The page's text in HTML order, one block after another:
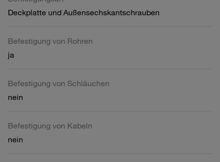
Deckplatte und Außensechskantschrauben
Befestigung von Rohren
ja
Befestigung von Schläuchen
nein
Befestigung von Kabeln
nein